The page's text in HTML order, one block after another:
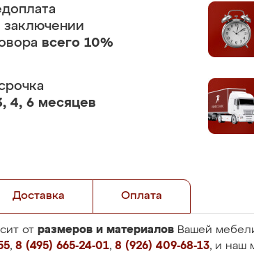
заключении
всего 10%
4, 6 месяцев
Доставка Оплата
от размеров и материалов Вашей
, 8 (495) 665-24-01, 8 (926) 409-68-13, и наш